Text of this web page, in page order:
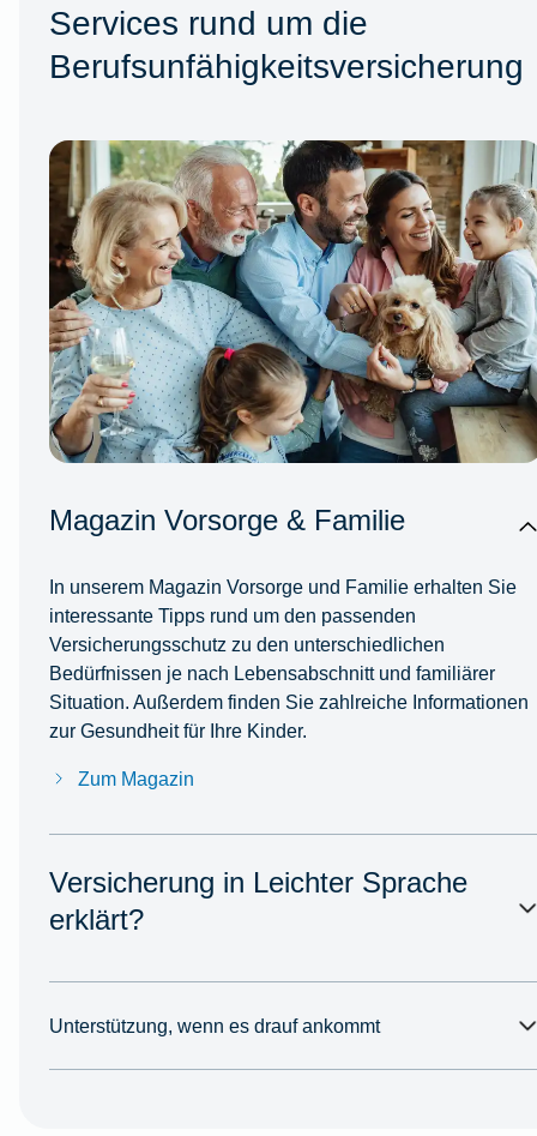
Services rund um die
Berufsunfähigkeitsversicherung
Magazin Vorsorge & Familie
In unserem Magazin Vorsorge und Familie erhalten Sie
interessante Tipps rund um den passenden
Versicherungsschutz zu den unterschiedlichen
Bedürfnissen je nach Lebensabschnitt und familiärer
Situation. Außerdem finden Sie zahlreiche Informationen
zur Gesundheit für Ihre Kinder.
Zum Magazin
Versicherung in Leichter Sprache
erklärt?
Unterstützung, wenn es drauf ankommt